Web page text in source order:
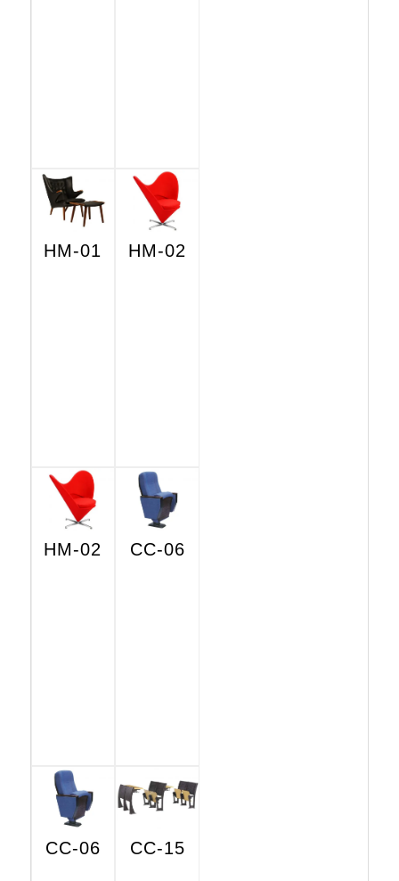
HM-01 HM-02
HM-02 CC-06
CC-06 CC-15